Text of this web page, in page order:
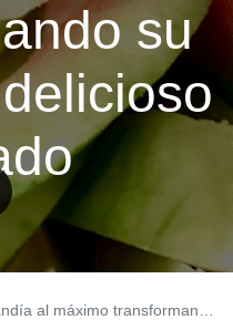
su
su piel en un delicioso bocado